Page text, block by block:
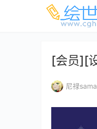
[会员][
尼禄sama